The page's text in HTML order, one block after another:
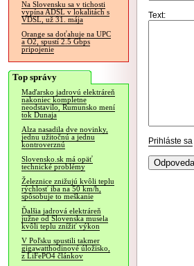
Na Slovensku sa v tichosti
vypína ADSL v lokalitách s
VDSL, už 31. mája
Orange sa doťahuje na UPC
a O2, spustí 2.5 Gbps
pripojenie
Top správy
Maďarsko jadrovú elektráreň
nakoniec kompletne
neodstavilo, Rumunsko mení
tok Dunaja
Alza nasadila dve novinky,
jednu užitočnú a jednu
kontroverznú
Slovensko.sk má opäť
technické problémy
Železnice znižujú kvôli teplu
rýchlosť iba na 50 km/h,
spôsobuje to meškanie
Ďalšia jadrová elektráreň
južne od Slovenska musela
kvôli teplu znížiť výkon
V Poľsku spustili takmer
gigawatthodinové úložisko,
z LiFePO4 článkov
Text:
Prihláste sa